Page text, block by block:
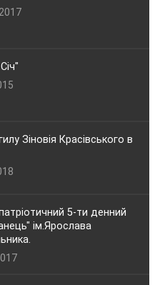
Зіновія Красівського в
5-ти денний
ім.Ярослава